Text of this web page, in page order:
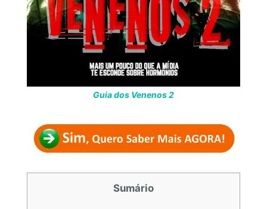
Guia dos Venenos 2
Sumário